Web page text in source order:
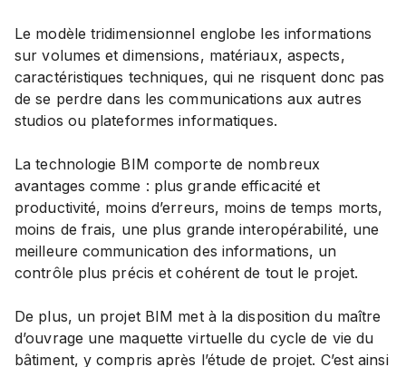
Le modèle tridimensionnel englobe les informations
sur volumes et dimensions, matériaux, aspects,
caractéristiques techniques, qui ne risquent donc pas
de se perdre dans les communications aux autres
studios ou plateformes informatiques.
La technologie BIM comporte de nombreux
avantages comme : plus grande efficacité et
productivité, moins d’erreurs, moins de temps morts,
moins de frais, une plus grande interopérabilité, une
meilleure communication des informations, un
contrôle plus précis et cohérent de tout le projet.
De plus, un projet BIM met à la disposition du maître
d’ouvrage une maquette virtuelle du cycle de vie du
bâtiment, y compris après l’étude de projet. C’est ainsi